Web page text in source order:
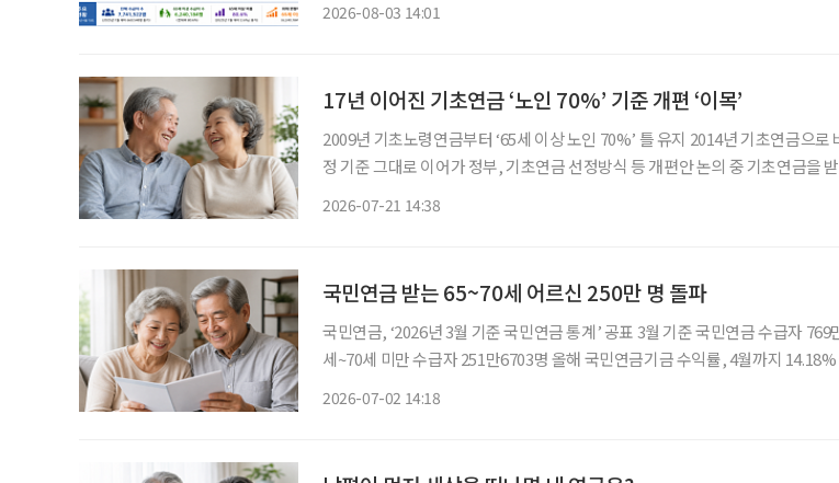
2026-08-03 14:01
17년 이어진 기초연금 ‘노인 70%’ 기준 개편 ‘이목’
2009년 기초노령연금부터 ‘65세 이상 노인 70%’ 틀 유지 2014년 기초연금으로
정 기준 그대로 이어가 정부, 기초연금 선정방식 등 개편안 논의 중 기초연금을 받을 수급자를
2026-07-21 14:38
국민연금 받는 65~70세 어르신 250만 명 돌파
국민연금, ‘2026년 3월 기준 국민연금 통계’ 공표 3월 기준 국민연금 수급자 769
세~70세 미만 수급자 251만6703명 올해 국민연금기금 수익률, 4월까지 14.18% 국민연금을
2026-07-02 14:18